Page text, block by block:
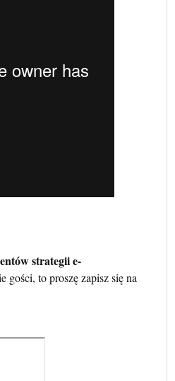
strategii e-
gości, to proszę zapisz się na